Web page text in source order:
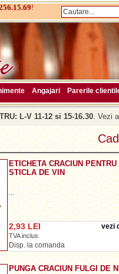
!
Angajari Parerile
L-V 11-12 si 15-16.30. Vezi
ETICHETA CRACIUN PENTRU
STICLA DE VIN
...
2,93 LEI
TVA inclus
Disp. la comanda
vezi
PUNGA CRACIUN FULGI DE